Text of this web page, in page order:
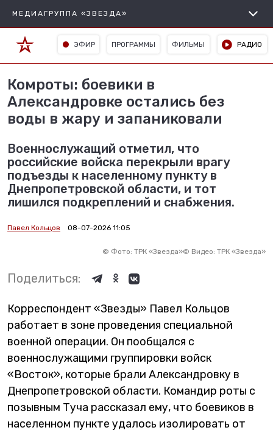
МЕДИАГРУППА «ЗВЕЗДА»
ЭФИР ПРОГРАММЫ ФИЛЬМЫ РАДИО
Комроты: боевики в
Александровке остались без
воды в жару и запаниковали
Военнослужащий отметил, что
российские войска перекрыли врагу
подъезды к населенному пункту в
Днепропетровской области, и тот
лишился подкреплений и снабжения.
Павел Кольцов 08-07-2026 11:05
© Фото: ТРК «Звезда»© Видео: ТРК «Звезда»
Поделиться:
Корреспондент «Звезды» Павел Кольцов
работает в зоне проведения специальной
военной операции. Он пообщался с
военнослужащими группировки войск
«Восток», которые брали Александровку в
Днепропетровской области. Командир роты с
позывным Туча рассказал ему, что боевиков в
населенном пункте удалось изолировать от